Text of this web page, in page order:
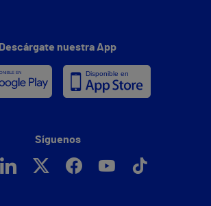
Descárgate nuestra App
Síguenos